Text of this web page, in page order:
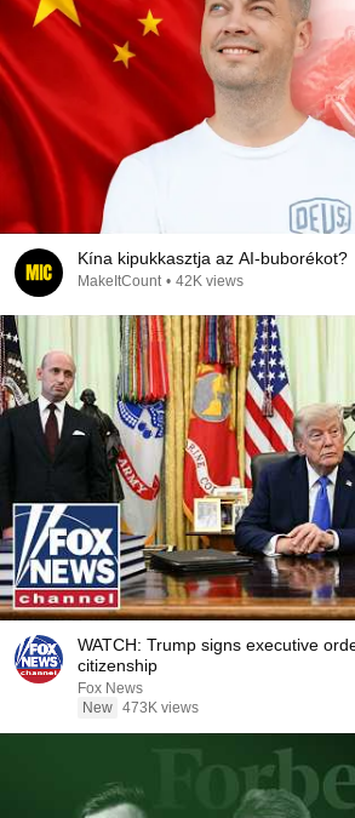
Kína kipukkasztja az AI-buborékot?
MakeItCount • 42K views
WATCH: Trump signs executive
citizenship
Fox News
New 473K views